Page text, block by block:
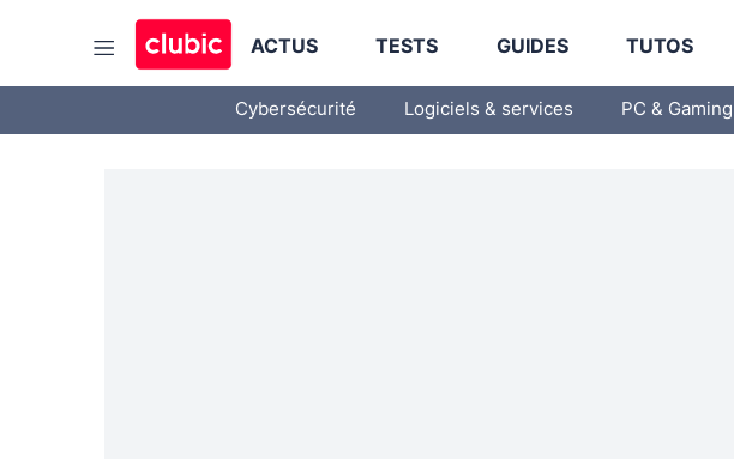
ACTUS TESTS GUIDES TUTOS
Cybersécurité Logiciels & services PC & Gaming